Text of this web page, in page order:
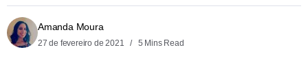
Amanda Moura
27 de fevereiro de 2021 5 Mins Read